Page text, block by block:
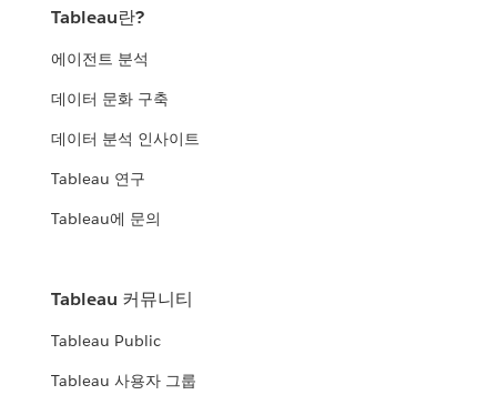
Tableau란?
에이전트 분석
데이터 문화 구축
데이터 분석 인사이트
Tableau 연구
Tableau에 문의
Tableau 커뮤니티
Tableau Public
Tableau 사용자 그룹